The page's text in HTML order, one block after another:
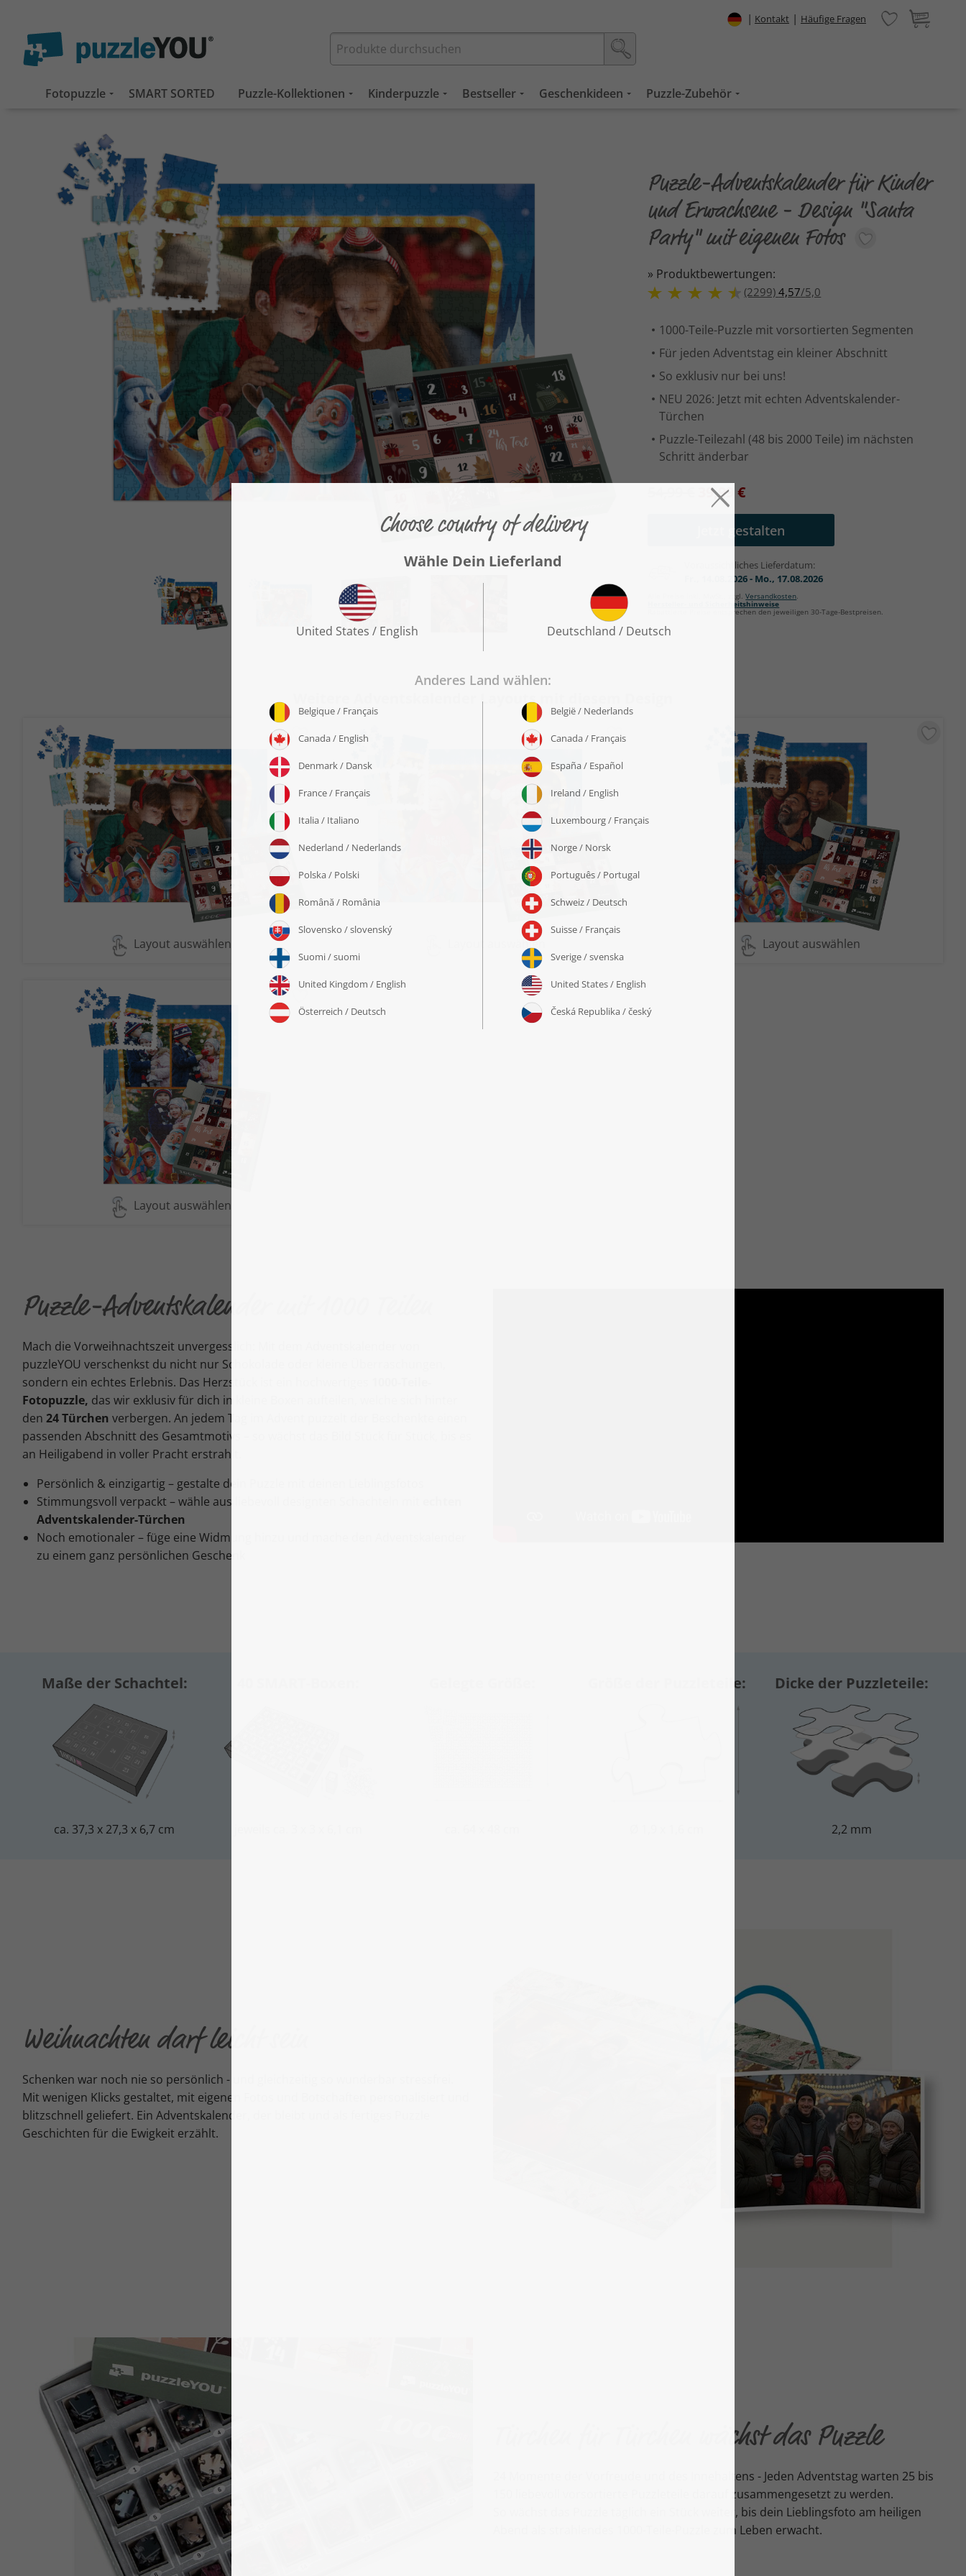
| Kontakt | Häufige Fragen
Fotopuzzle SMART SORTED Puzzle-Kollektionen Kinderpuzzle Bestseller Geschenkideen Puzzle-Zubehör
Puzzle-Adventskalender für Kinder
und Erwachsene - Design "Santa
Party" mit eigenen Fotos
» Produktbewertungen:
(2299)4,57/5,0
1000-Teile-Puzzle mit vorsortierten Segmenten
Für jeden Adventstag ein kleiner Abschnitt
So exklusiv nur bei uns!
NEU 2026: Jetzt mit echten Adventskalender-
Türchen
Puzzle-Teilezahl (48 bis 2000 Teile) im nächsten
Schritt änderbar
Voraussichtliches Lieferdatum:
Fr., 14.08.2026 - Mo., 17.08.2026
39,99 €
Jetzt gestalten
Alle Preise inkl. MwSt., zzgl.Versandkosten.
Hersteller- und Sicherheitshinweise
Rabattierte Preise entsprechen den jeweiligen 30-Tage-Bestpreisen.
Weitere Adventskalender Layouts mit diesem Design
Layout auswählen Layout auswählen Layout auswählen
Layout auswählen
Puzzle-Adventskalender mit 1000 Teilen
Mach die Vorweihnachtszeit unvergesslich: Mit dem Adventskalender von
puzzleYOU verschenkst du nicht nur Schokolade oder kleine Überraschungen,
sondern ein echtes Erlebnis. Das Herzstück ist ein hochwertiges
Fotopuzzle, das wir exklusiv für dich in kleine Boxen aufteilen, welche sich hinter
den 24 Türchen verbergen. An jedem Tag im Advent puzzelt der Beschenkte einen
passenden Abschnitt des Gesamtmotivs – so wächst das Bild Stück für Stück, bis es
an Heiligabend in voller Pracht erstrahlt.
Persönlich & einzigartig – gestalte dein Puzzle mit deinen Lieblingsfotos
Stimmungsvoll verpackt – wähle aus liebevoll designten Schachteln mit
Adventskalender-Türchen
Noch emotionaler – füge eine Widmung hinzu und mache den Adventskalender
zu einem ganz persönlichen Geschenk
Maße der Schachtel:
ca. 37,3 x 27,3 x 6,7 cm
Größe der Puzzleteile: Dicke der Puzzleteile:
2,2 mm
Weihnachten darf leicht sein
Schenken war noch nie so persönlich - und gleichzeitig so wunderbar stressfrei.
Mit wenigen Klicks gestaltet, mit eigenen Fotos und Botschaften personalisiert und
blitzschnell geliefert. Ein Adventskalender, der bleibt und als fertiges Puzzle
Geschichten für die Ewigkeit erzählt.
Türchen für Türchen wächst das Puzzle
24 Momente der Vorfreude und des Innehaltens - Jeden Adventstag warten 25 bis
150 liebevoll vorsortierte Puzzleteile darauf zusammengesetzt zu werden.
So wächst das Puzzle täglich ein Stück weiter, bis dein Lieblingsfoto am heiligen
Abend als strahlendes 1000-Teile-Puzzle zum Leben erwacht.